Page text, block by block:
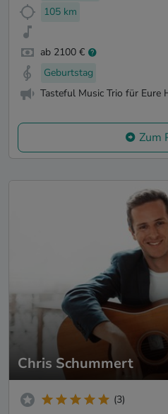
105 km
ab 2100 €
Geburtstag
Tasteful Music Trio für Eure
Zum
Chris Schummert
(3)